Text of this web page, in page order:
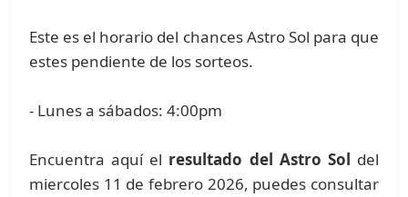
Este es el horario del chances Astro Sol para que
estes pendiente de los sorteos.
- Lunes a sábados: 4:00pm
Encuentra aquí el resultado del Astro Sol del
miercoles 11 de febrero 2026, puedes consultar